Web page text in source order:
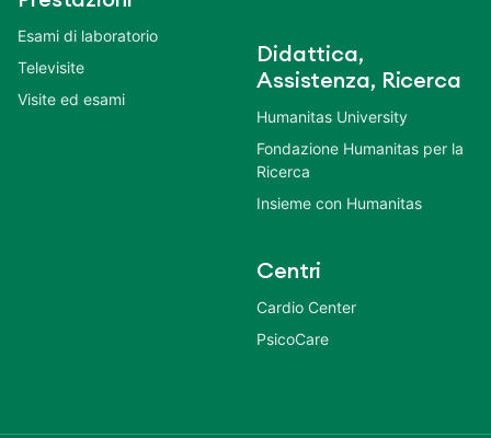
Esami di laboratorio
Televisite
Visite ed esami
Didattica,
Assistenza, Ricerca
Humanitas University
Fondazione Humanitas per la
Ricerca
Insieme con Humanitas
Centri
Cardio Center
PsicoCare